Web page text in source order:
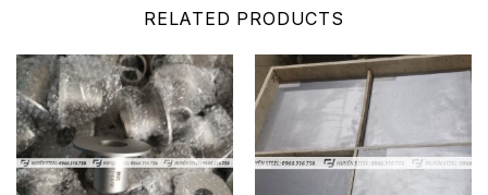
RELATED PRODUCTS